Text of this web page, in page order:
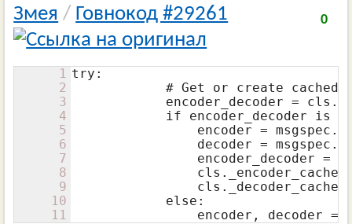
Змея / Говнокод #29261 0
1
2
3
4
5
6
7
8
9
10
11
try:
# Get or create cached
encoder_decoder =
if encoder_decoder is
encoder =
decoder =
encoder_decoder =
            else:
encoder, decoder =